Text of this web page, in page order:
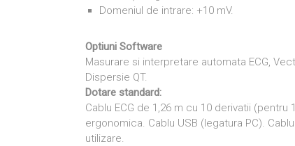
Domeniul de intrare: +10 mV.
Optiuni Software
Masurare si interpretare automata ECG,
Dispersie QT.
Dotare standard:
Cablu ECG de 1,26 m cu 10 derivatii
ergonomica. Cablu USB (legatura PC).
utilizare.